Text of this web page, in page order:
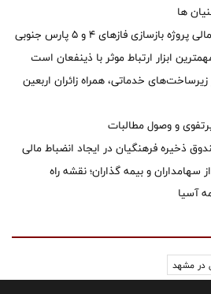
ها
بازسازی فازهای ۴ و ۵ پارس جنوبی
ابزار ارتباط موثر با ذینفعان است
خدماتی، همراه زائران اربعین
و وصول مطالبات
ذخیره فرهنگیان در ایجاد انضباط مالی
و بیمه گذاران؛ نقشه راه
آسیا
در مشهد